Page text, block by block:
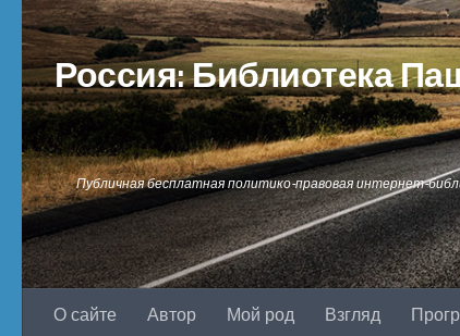
Перейти к содержимому
Россия: Библиотека
Публичная бесплатная политико-правовая интернет-
О сайте Автор Мой род Взгляд